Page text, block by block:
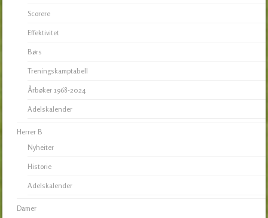
Scorere
Effektivitet
Børs
Treningskamptabell
Årbøker 1968-2024
Adelskalender
Herrer B
Nyheiter
Historie
Adelskalender
Damer